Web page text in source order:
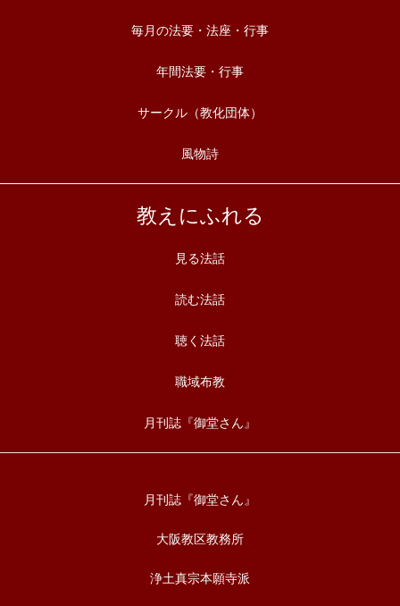
毎月の法要・法座・行事
年間法要・行事
サークル（教化団体）
風物詩
教えにふれる
見る法話
読む法話
聴く法話
職域布教
月刊誌『御堂さん』
月刊誌『御堂さん』
大阪教区教務所
浄土真宗本願寺派